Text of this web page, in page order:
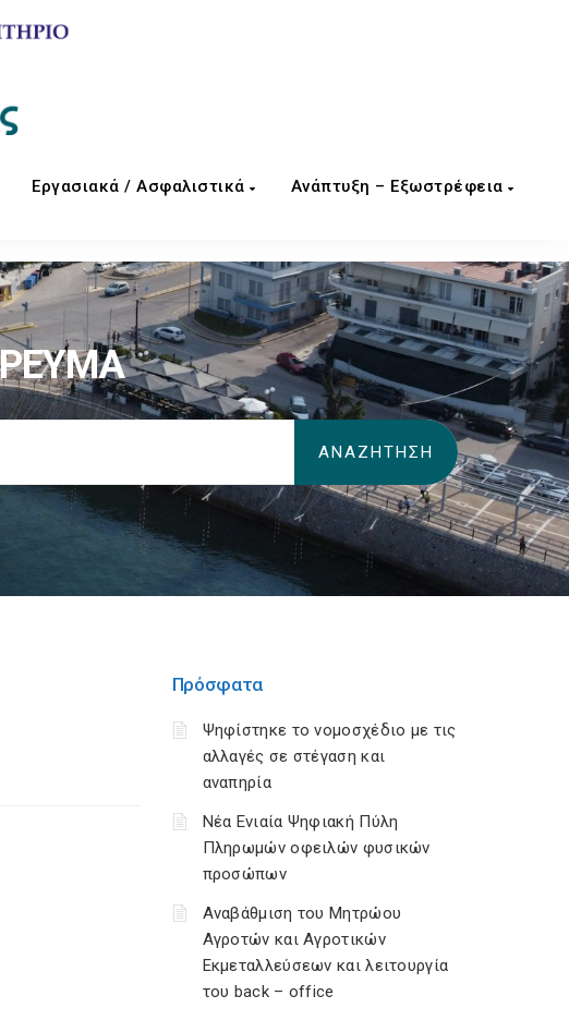
Εργασιακά / Ασφαλιστικά Ανάπτυξη – Εξωστρέφεια
ΡΕΥΜΑ
Πρόσφατα
Ψηφίστηκε το νομοσχέδιο με τις
αλλαγές σε στέγαση και
αναπηρία
Νέα Ενιαία Ψηφιακή Πύλη
Πληρωμών οφειλών φυσικών
προσώπων
Αναβάθμιση του Μητρώου
Αγροτών και Αγροτικών
Εκμεταλλεύσεων και λειτουργία
του back – office